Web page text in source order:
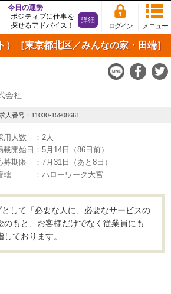
メニュー
ログイン
今日の運勢
ポジティブに仕事を
探せるアドバイス！
詳細
）［東京都北区／みんなの家・田端］
会社
人番号：11030-15908661
用人数
：2人
載開始日 ：5月14日（86日前）
募期限
：7月31日（あと8日）
轄
：ハローワーク大宮
して「必要な人に、必要なサービスの
のもと、お客様だけでなく従業員にも
ております。